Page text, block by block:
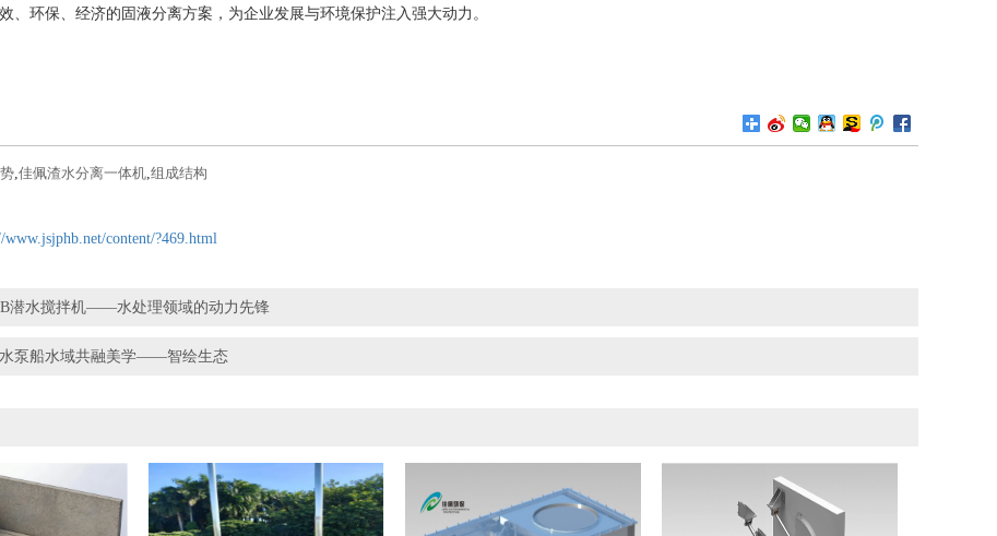
、环保、经济的固液分离方案，为企业发展与环境保护注入强大动力。
,佳佩渣水分离一体机,组成结构
www.jsjphb.net/content/?469.html
潜水搅拌机——水处理领域的动力先锋
泵船水域共融美学——智绘生态